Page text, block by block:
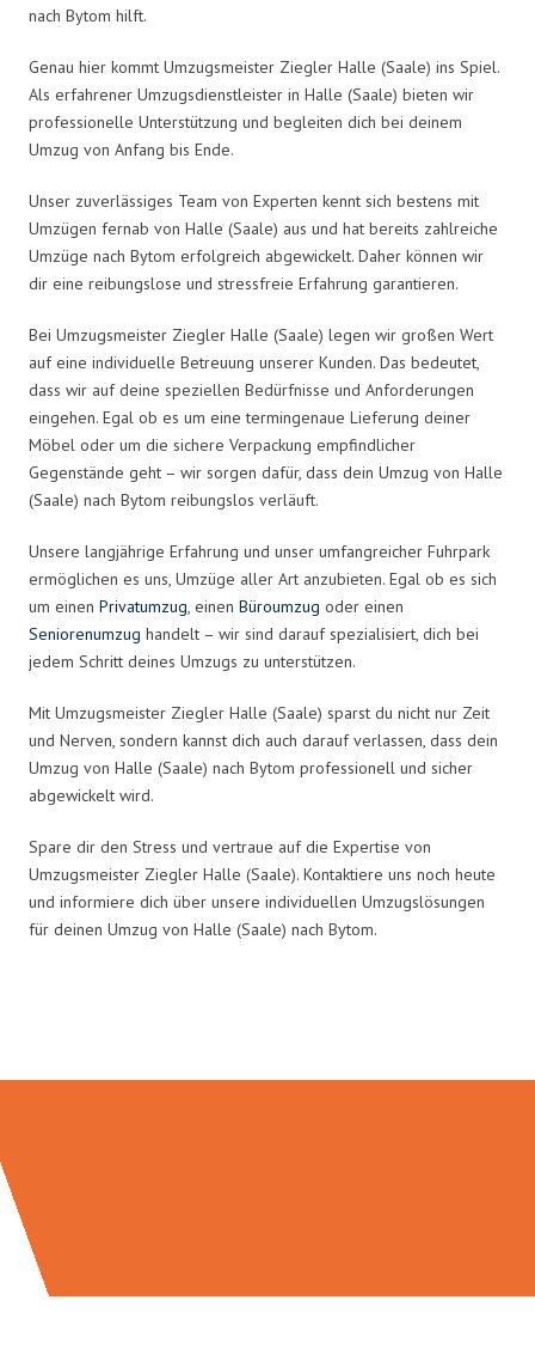
nach Bytom hilft.
Genau hier kommt Umzugsmeister Ziegler Halle (Saale) ins Spiel.
Als erfahrener Umzugsdienstleister in Halle (Saale) bieten wir
professionelle Unterstützung und begleiten dich bei deinem
Umzug von Anfang bis Ende.
Unser zuverlässiges Team von Experten kennt sich bestens mit
Umzügen fernab von Halle (Saale) aus und hat bereits zahlreiche
Umzüge nach Bytom erfolgreich abgewickelt. Daher können wir
dir eine reibungslose und stressfreie Erfahrung garantieren.
Bei Umzugsmeister Ziegler Halle (Saale) legen wir großen Wert
auf eine individuelle Betreuung unserer Kunden. Das bedeutet,
dass wir auf deine speziellen Bedürfnisse und Anforderungen
eingehen. Egal ob es um eine termingenaue Lieferung deiner
Möbel oder um die sichere Verpackung empfindlicher
Gegenstände geht – wir sorgen dafür, dass dein Umzug von Halle
(Saale) nach Bytom reibungslos verläuft.
Unsere langjährige Erfahrung und unser umfangreicher Fuhrpark
ermöglichen es uns, Umzüge aller Art anzubieten. Egal ob es sich
um einen Privatumzug, einen Büroumzug oder einen
Seniorenumzug handelt – wir sind darauf spezialisiert, dich bei
jedem Schritt deines Umzugs zu unterstützen.
Mit Umzugsmeister Ziegler Halle (Saale) sparst du nicht nur Zeit
und Nerven, sondern kannst dich auch darauf verlassen, dass dein
Umzug von Halle (Saale) nach Bytom professionell und sicher
abgewickelt wird.
Spare dir den Stress und vertraue auf die Expertise von
Umzugsmeister Ziegler Halle (Saale). Kontaktiere uns noch heute
und informiere dich über unsere individuellen Umzugslösungen
für deinen Umzug von Halle (Saale) nach Bytom.